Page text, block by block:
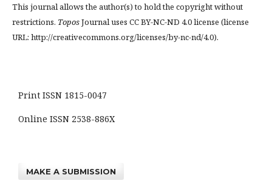
This journal allows the author(s) to hold the copyright without
restrictions. ToposJournal uses CC BY-NC-ND 4.0 license (license
URL: http://creativecommons.org/licenses/by-nc-nd/4.0).
Print ISSN 1815-0047
Online ISSN 2538-886X
MAKE A SUBMISSION